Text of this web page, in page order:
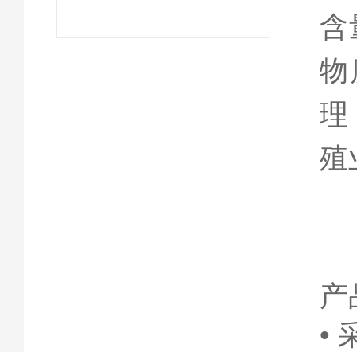
含
物
理
殖
产
•